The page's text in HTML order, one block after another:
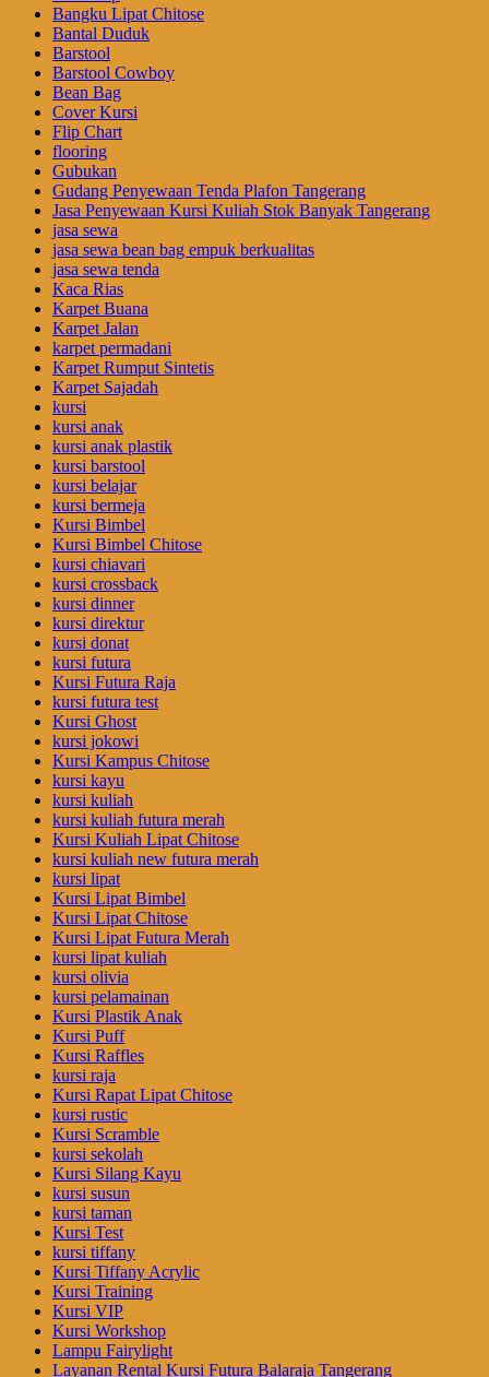
Bangku Lipat Chitose
Bantal Duduk
Barstool
Barstool Cowboy
Bean Bag
Cover Kursi
Flip Chart
flooring
Gubukan
Gudang Penyewaan Tenda Plafon Tangerang
Jasa Penyewaan Kursi Kuliah Stok Banyak Tangerang
jasa sewa
jasa sewa bean bag empuk berkualitas
jasa sewa tenda
Kaca Rias
Karpet Buana
Karpet Jalan
karpet permadani
Karpet Rumput Sintetis
Karpet Sajadah
kursi
kursi anak
kursi anak plastik
kursi barstool
kursi belajar
kursi bermeja
Kursi Bimbel
Kursi Bimbel Chitose
kursi chiavari
kursi crossback
kursi dinner
kursi direktur
kursi donat
kursi futura
Kursi Futura Raja
kursi futura test
Kursi Ghost
kursi jokowi
Kursi Kampus Chitose
kursi kayu
kursi kuliah
kursi kuliah futura merah
Kursi Kuliah Lipat Chitose
kursi kuliah new futura merah
kursi lipat
Kursi Lipat Bimbel
Kursi Lipat Chitose
Kursi Lipat Futura Merah
kursi lipat kuliah
kursi olivia
kursi pelamainan
Kursi Plastik Anak
Kursi Puff
Kursi Raffles
kursi raja
Kursi Rapat Lipat Chitose
kursi rustic
Kursi Scramble
kursi sekolah
Kursi Silang Kayu
kursi susun
kursi taman
Kursi Test
kursi tiffany
Kursi Tiffany Acrylic
Kursi Training
Kursi VIP
Kursi Workshop
Lampu Fairylight
Layanan Rental Kursi Futura Balaraja Tangerang